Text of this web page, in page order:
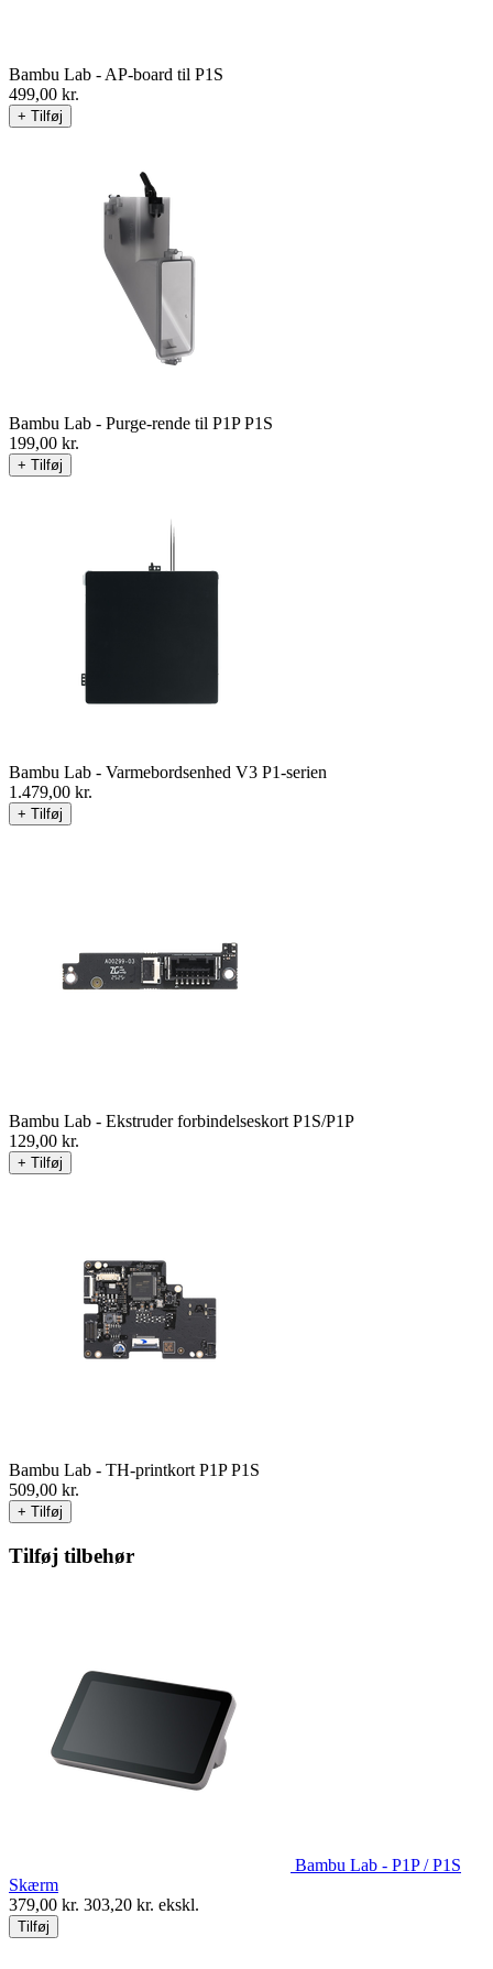
Bambu Lab - AP-board til P1S
499,00 kr.
+ Tilføj
Bambu Lab - Purge-rende til P1P P1S
199,00 kr.
+ Tilføj
Bambu Lab - Varmebordsenhed V3 P1-serien
1.479,00 kr.
+ Tilføj
Bambu Lab - Ekstruder forbindelseskort P1S/P1P
129,00 kr.
+ Tilføj
Bambu Lab - TH-printkort P1P P1S
509,00 kr.
+ Tilføj
Tilføj tilbehør
Bambu Lab - P1P / P1S
Skærm
379,00 kr. 303,20 kr. ekskl.
Tilføj